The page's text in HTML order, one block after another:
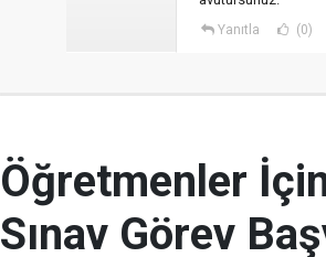
Yanıtla (0)
Öğretmenler
Sınav Görev